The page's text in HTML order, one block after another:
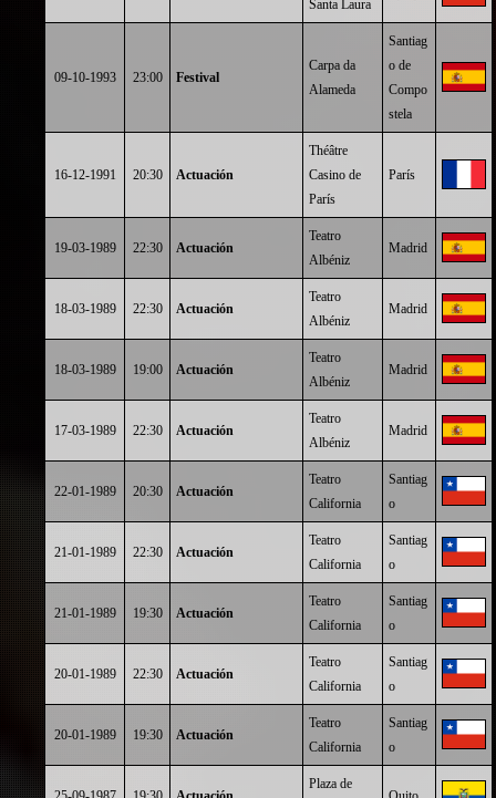
Santa Laura
09-10-1993 23:00 Festival
Carpa da
Alameda
Santiag
o de
Compo
stela
16-12-1991 20:30 Actuación
Théâtre
Casino de
París
París
19-03-1989 22:30 Actuación
Teatro
Albéniz
Madrid
18-03-1989 22:30 Actuación
Teatro
Albéniz
Madrid
18-03-1989 19:00 Actuación
Teatro
Albéniz
Madrid
17-03-1989 22:30 Actuación
Teatro
Albéniz
Madrid
22-01-1989 20:30 Actuación
Teatro
California
Santiag
o
21-01-1989 22:30 Actuación
Teatro
California
Santiag
o
21-01-1989 19:30 Actuación
Teatro
California
Santiag
o
20-01-1989 22:30 Actuación
Teatro
California
Santiag
o
20-01-1989 19:30 Actuación
Teatro
California
Santiag
o
Plaza de